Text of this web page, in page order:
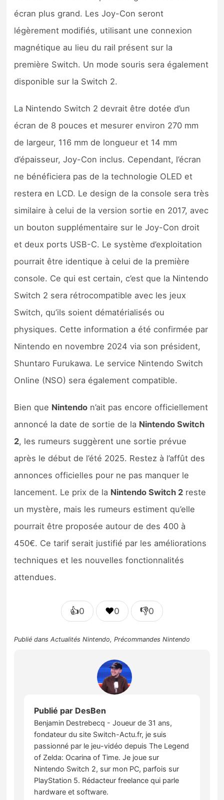
écran plus grand. Les Joy-Con seront
légèrement modifiés, utilisant une connexion
magnétique au lieu du rail présent sur la
première Switch. Un mode souris sera également
disponible sur la Switch 2.
La Nintendo Switch 2 devrait être dotée d’un
écran de 8 pouces et mesurer environ 270 mm
de largeur, 116 mm de longueur et 14 mm
d’épaisseur, Joy-Con inclus. Cependant, l’écran
ne bénéficiera pas de la technologie OLED et
restera en LCD. Le design de la console sera très
similaire à celui de la version sortie en 2017, avec
un bouton supplémentaire sur le Joy-Con droit
et deux ports USB-C. Le système d’exploitation
pourrait être identique à celui de la première
console. Ce qui est certain, c’est que la Nintendo
Switch 2 sera rétrocompatible avec les jeux
Switch, qu’ils soient dématérialisés ou
physiques. Cette information a été confirmée par
Nintendo en novembre 2024 via son président,
Shuntaro Furukawa. Le service Nintendo Switch
Online (NSO) sera également compatible.
Bien que Nintendo n’ait pas encore officiellement
annoncé la date de sortie de la Nintendo Switch
2, les rumeurs suggèrent une sortie prévue
après le début de l’été 2025. Restez à l’affût des
annonces officielles pour ne pas manquer le
lancement. Le prix de la Nintendo Switch 2 reste
un mystère, mais les rumeurs estiment qu’elle
pourrait être proposée autour de des 400 à
450€. Ce tarif serait justifié par les améliorations
techniques et les nouvelles fonctionnalités
attendues.
👍0 ❤️0 👎0
Publié dansActualités Nintendo,Précommandes Nintendo
Publié par DesBen
Benjamin Destrebecq - Joueur de 31 ans,
fondateur du site Switch-Actu.fr, je suis
passionné par le jeu-vidéo depuis The Legend
of Zelda: Ocarina of Time. Je joue sur
Nintendo Switch 2, sur mon PC, parfois sur
PlayStation 5. Rédacteur freelance qui parle
hardware et software.